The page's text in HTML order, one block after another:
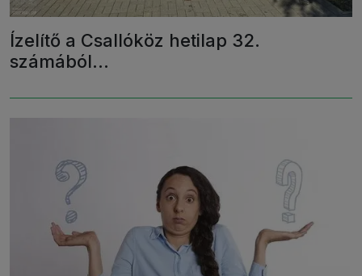
Ízelítő a Csallóköz hetilap 32.
számából…